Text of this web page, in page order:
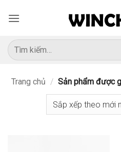
qua
dung
Tìm
kiếm:
Trang chủ / Sản phẩm được